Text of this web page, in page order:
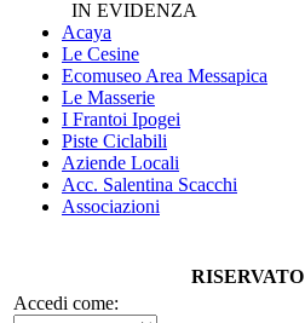
IN EVIDENZA
Acaya
Le Cesine
Ecomuseo Area Messapica
Le Masserie
I Frantoi Ipogei
Piste Ciclabili
Aziende Locali
Acc. Salentina Scacchi
Associazioni
RISERVATO
Accedi come: